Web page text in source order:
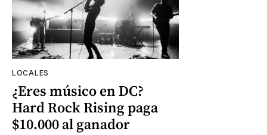
LOCALES
¿Eres músico en DC?
Hard Rock Rising paga
$10.000 al ganador